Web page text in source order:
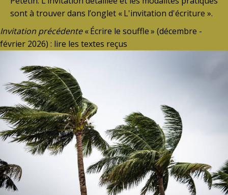
sont à trouver dans l’onglet « L'invitation d'écriture ».
Invitation précédente« Écrire le souffle » (décembre -
février 2026) : lire les textes reçus